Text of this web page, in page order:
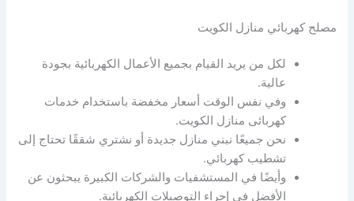
مصلح كهربائي منازل الكويت
لكل من يريد القيام بجميع الأعمال الكهربائية بجودة
عالية.
وفي نفس الوقت أسعار مخفضة باستخدام خدمات
كهربائى منازل الكويت.
نحن جميعًا نبني منازل جديدة أو نشتري شققًا تحتاج إلى
تشطيب كهربائي.
وأيضًا في المستشفيات والشركات الكبيرة يبحثون عن
الأفضل في إجراء التوصيلات الكهربائية.